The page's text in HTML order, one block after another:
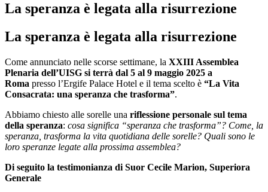
La speranza è legata alla risurrezione
La speranza è legata alla risurrezione
Come annunciato nelle scorse settimane, la XXIII Assemblea
Plenaria dell’UISG si terrà dal 5 al 9 maggio 2025 a
Roma presso l’Ergife Palace Hotel e il tema scelto è “La Vita
Consacrata: una speranza che trasforma”.
Abbiamo chiesto alle sorelle una riflessione personale sul tema
della speranza: cosa significa “speranza che trasforma”? Come, la
speranza, trasforma la vita quotidiana delle sorelle? Quali sono le
loro speranze legate alla prossima assemblea?
Di seguito la testimonianza di Suor Cecile Marion, Superiora
Generale